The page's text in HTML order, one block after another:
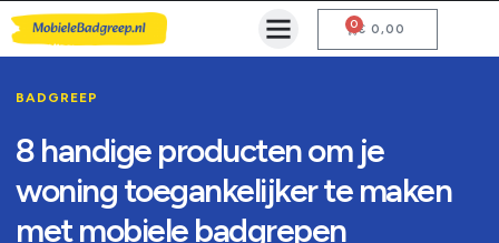
€ 0,00
0
BADGREEP
8 handige producten om je
woning toegankelijker te maken
met mobiele badgrepen